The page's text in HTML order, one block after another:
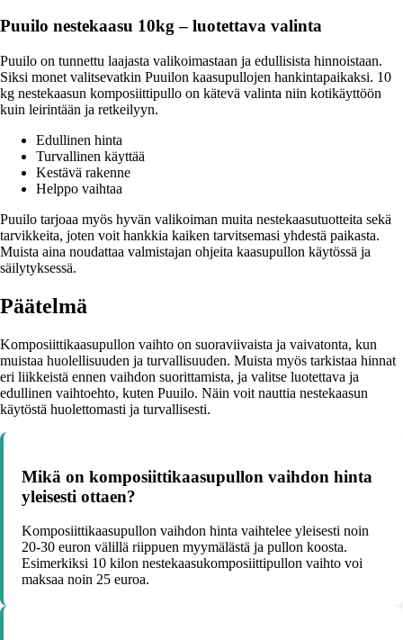
Puuilo nestekaasu 10kg – luotettava valinta
Puuilo on tunnettu laajasta valikoimastaan ja edullisista hinnoistaan.
Siksi monet valitsevatkin Puuilon kaasupullojen hankintapaikaksi. 10
kg nestekaasun komposiittipullo on kätevä valinta niin kotikäyttöön
kuin leirintään ja retkeilyyn.
Edullinen hinta
Turvallinen käyttää
Kestävä rakenne
Helppo vaihtaa
Puuilo tarjoaa myös hyvän valikoiman muita nestekaasutuotteita sekä
tarvikkeita, joten voit hankkia kaiken tarvitsemasi yhdestä paikasta.
Muista aina noudattaa valmistajan ohjeita kaasupullon käytössä ja
säilytyksessä.
Päätelmä
Komposiittikaasupullon vaihto on suoraviivaista ja vaivatonta, kun
muistaa huolellisuuden ja turvallisuuden. Muista myös tarkistaa hinnat
eri liikkeistä ennen vaihdon suorittamista, ja valitse luotettava ja
edullinen vaihtoehto, kuten Puuilo. Näin voit nauttia nestekaasun
käytöstä huolettomasti ja turvallisesti.
Mikä on komposiittikaasupullon vaihdon hinta
yleisesti ottaen?
Komposiittikaasupullon vaihdon hinta vaihtelee yleisesti noin
20-30 euron välillä riippuen myymälästä ja pullon koosta.
Esimerkiksi 10 kilon nestekaasukomposiittipullon vaihto voi
maksaa noin 25 euroa.